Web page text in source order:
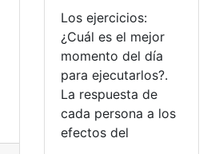
Los ejercicios:
¿Cuál es el mejor
momento del día
para ejecutarlos?.
La respuesta de
cada persona a los
efectos del